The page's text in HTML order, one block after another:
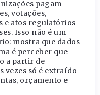
pagam
votações,
e atos regulatórios
Isso não é um
mostra que dados
é perceber que
a partir de
vezes só é extraído
orçamento e